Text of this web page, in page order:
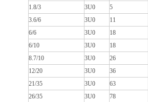
1.8/3
3U0 5
3.6/6
3U0 11
6/6
3U0 18
6/10
3U0 18
8.7/10
3U0 26
12/20
3U0 36
21/35
3U0 63
26/35
3U0 78